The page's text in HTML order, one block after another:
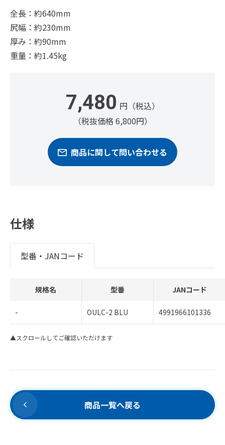
全長：約640mm
尻幅：約230mm
厚み：約90mm
重量：約1.45kg
7,480 円（税込）
（税抜価格 6,800円）
商品に関して問い合わせる
仕様
型番・JANコード
規格名 型番 JANコード
- OULC-2 BLU 4991966101336
▲スクロールしてご確認いただけます
商品一覧へ戻る